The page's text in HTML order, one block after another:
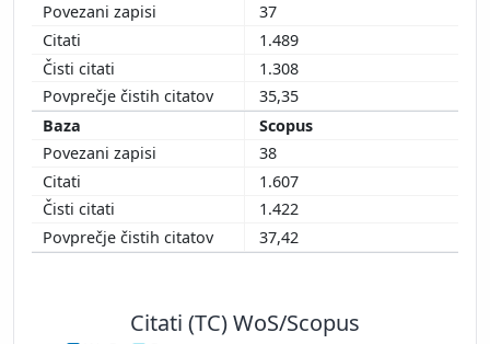
37
1.489
1.308
35,35
Scopus
38
1.607
1.422
37,42
Citati (TC) WoS/Scopus